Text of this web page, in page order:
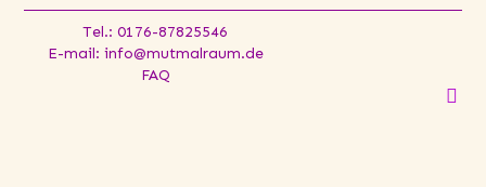
Tel.: 0176-87825546
E-mail: info@mutmalraum.de
FAQ